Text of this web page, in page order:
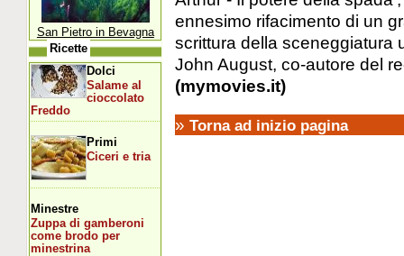
ennesimo rifacimento di un
scrittura della sceneggiatura
John August, co-autore del
(mymovies.it)
» Torna ad inizio pagina
San Pietro in Bevagna
Ricette
Dolci
Salame al
cioccolato
Freddo
Primi
Ciceri e tria
Minestre
Zuppa di gamberoni
come brodo per
minestrina